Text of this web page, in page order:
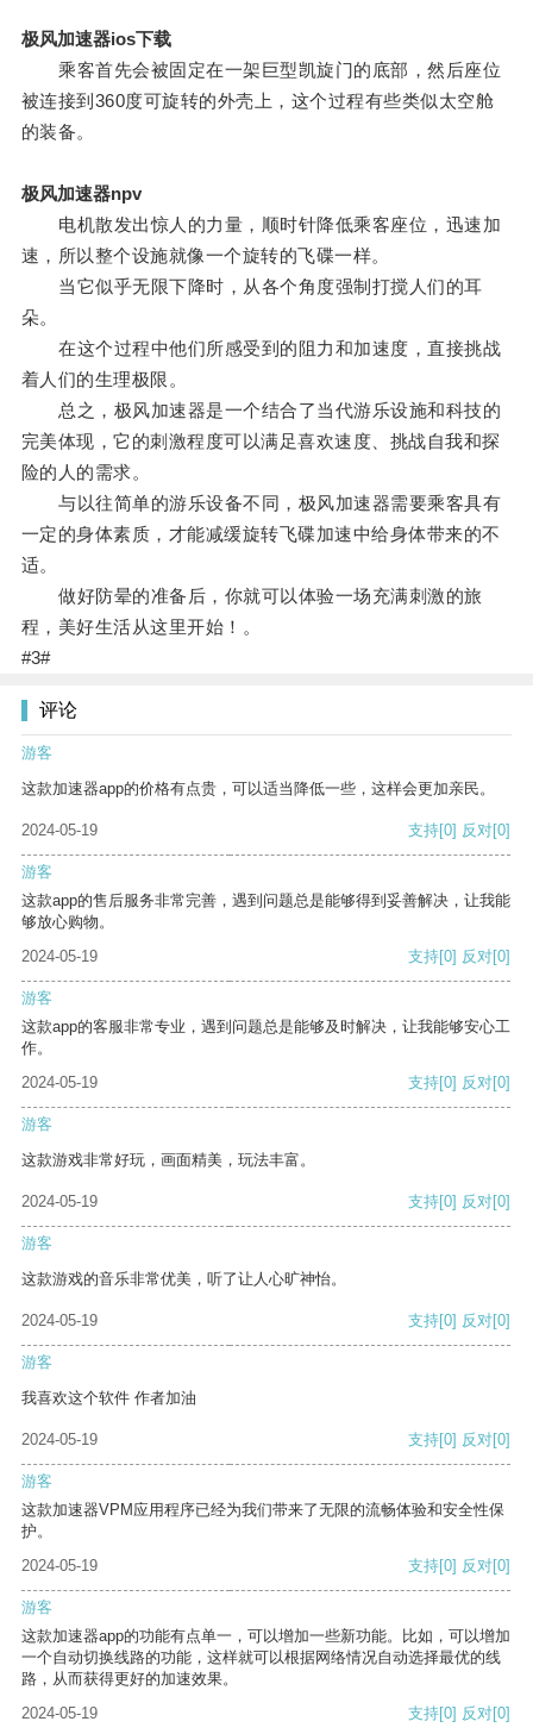
极风加速器ios下载
乘客首先会被固定在一架巨型凯旋门的底部，然后座位
被连接到360度可旋转的外壳上，这个过程有些类似太空舱
的装备。
极风加速器npv
电机散发出惊人的力量，顺时针降低乘客座位，迅速加
速，所以整个设施就像一个旋转的飞碟一样。
当它似乎无限下降时，从各个角度强制打搅人们的耳
朵。
在这个过程中他们所感受到的阻力和加速度，直接挑战
着人们的生理极限。
总之，极风加速器是一个结合了当代游乐设施和科技的
完美体现，它的刺激程度可以满足喜欢速度、挑战自我和探
险的人的需求。
与以往简单的游乐设备不同，极风加速器需要乘客具有
一定的身体素质，才能减缓旋转飞碟加速中给身体带来的不
适。
做好防晕的准备后，你就可以体验一场充满刺激的旅
程，美好生活从这里开始！。
#3#
评论
游客
这款加速器app的价格有点贵，可以适当降低一些，这样会更加亲民。
2024-05-19 支持[0] 反对[0]
游客
这款app的售后服务非常完善，遇到问题总是能够得到妥善解决，让我能
够放心购物。
2024-05-19
支持[0] 反对[0]
游客
这款app的客服非常专业，遇到问题总是能够及时解决，让我能够安心工
作。
2024-05-19
支持[0] 反对[0]
游客
这款游戏非常好玩，画面精美，玩法丰富。
2024-05-19 支持[0] 反对[0]
游客
这款游戏的音乐非常优美，听了让人心旷神怡。
2024-05-19 支持[0] 反对[0]
游客
我喜欢这个软件 作者加油
2024-05-19 支持[0] 反对[0]
游客
这款加速器VPM应用程序已经为我们带来了无限的流畅体验和安全性保
护。
2024-05-19
支持[0] 反对[0]
游客
这款加速器app的功能有点单一，可以增加一些新功能。比如，可以增加
一个自动切换线路的功能，这样就可以根据网络情况自动选择最优的线
路，从而获得更好的加速效果。
2024-05-19
支持[0] 反对[0]